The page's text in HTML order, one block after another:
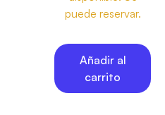
puede reservar.
Añadir al
carrito